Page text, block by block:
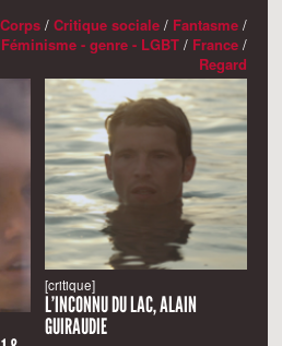
Corps/ Critique sociale/ Fantasme/
Féminisme - genre - LGBT/ France/
Regard
[critique]
L’INCONNU DU LAC, ALAIN
GUIRAUDIE